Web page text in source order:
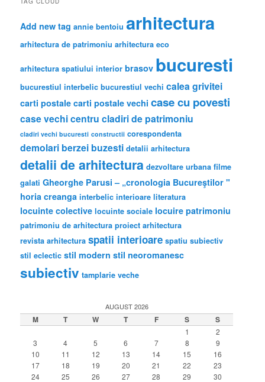
Add new tag annie bentoiu arhitectura
arhitectura de patrimoniu arhitectura eco
arhitectura spatiului interior brasov bucuresti
bucurestiul interbelic bucurestiul vechi calea grivitei
carti postale carti postale vechi case cu povesti
case vechicentru cladiri de patrimoniu
cladiri vechi bucuresti constructii corespondenta
demolari berzei buzesti detalii arhitectura
detalii de arhitectura dezvoltare urbana filme
galati Gheorghe Parusi – „cronologia Bucureştilor "
horia creanga interbelic interioare literatura
locuinte colective locuinte sociale locuire patrimoniu
patrimoniu de arhitectura proiect arhitectura
revista arhitectura spatii interioare spatiu subiectiv
stil eclectic stil modern stil neoromanesc
subiectiv tamplarie veche
AUGUST 2026
M T W T F S S
1
2
3
4 5 6 7 8
9
10
11 12 13 14 15
16
17
18 19 20 21 22
23
24
25 26 27 28 29
30